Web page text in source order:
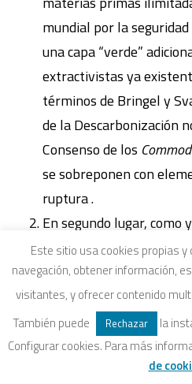
mundial por la
una capa “verde”
extractivistas ya
términos de Bringel y
de la Descarbonización
Consenso de los
se sobreponen con
ruptura .
En segundo lugar, como
colonialismo verde se
imposición de ciertos
en los territorios del Sur
esquemas de
carbono, que al mismo
posponer aún más los
Este sitio usa cookies propias
navegación, obtener información,
visitantes, y ofrecer contenido
También puede
Rechazar
la
Configurar cookies. Para más
de